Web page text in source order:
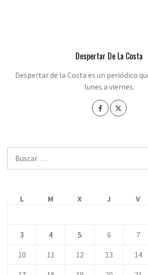
Despertar De La Costa
Despertar de la Costa es un periódico
lunes a viernes.
L
M X J V
3 4 5 6 7
10 11 12 13 14